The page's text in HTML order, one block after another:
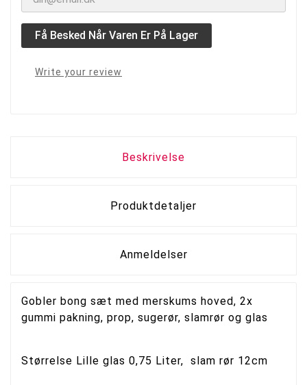
Få Besked Når Varen Er På Lager
Write your review
Beskrivelse
Produktdetaljer
Anmeldelser
Gobler bong sæt med merskums hoved, 2x
gummi pakning, prop, sugerør, slamrør og glas
Størrelse Lille glas 0,75 Liter, slam rør 12cm